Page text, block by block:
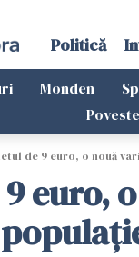
Politică
Monden
de 9 euro, o nouă
euro,